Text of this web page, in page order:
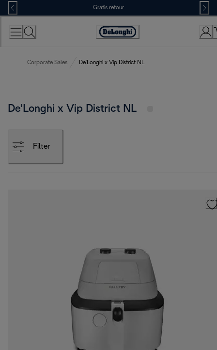
Skip
to
Content
Gratis retour
Accessibility
Corporate Sales De'Longhi x Vip District NL
De'Longhi x Vip District NL
Filter